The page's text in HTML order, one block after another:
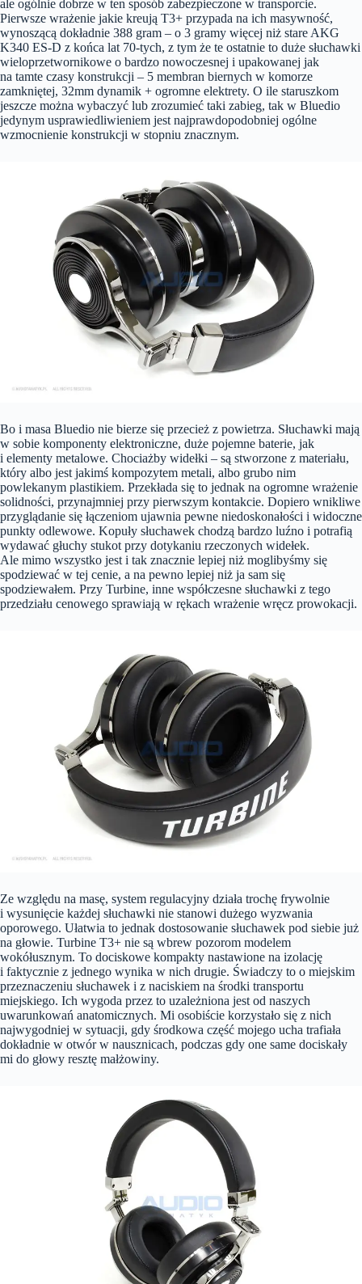
ale ogólnie dobrze w ten sposób zabezpieczone w transporcie.
Pierwsze wrażenie jakie kreują T3+ przypada na ich masywność,
wynoszącą dokładnie 388 gram – o 3 gramy więcej niż stare AKG
K340 ES-D z końca lat 70-tych, z tym że te ostatnie to duże słuchawki
wieloprzetwornikowe o bardzo nowoczesnej i upakowanej jak
na tamte czasy konstrukcji – 5 membran biernych w komorze
zamkniętej, 32mm dynamik + ogromne elektrety. O ile staruszkom
jeszcze można wybaczyć lub zrozumieć taki zabieg, tak w Bluedio
jedynym usprawiedliwieniem jest najprawdopodobniej ogólne
wzmocnienie konstrukcji w stopniu znacznym.
Bo i masa Bluedio nie bierze się przecież z powietrza. Słuchawki mają
w sobie komponenty elektroniczne, duże pojemne baterie, jak
i elementy metalowe. Chociażby widełki – są stworzone z materiału,
który albo jest jakimś kompozytem metali, albo grubo nim
powlekanym plastikiem. Przekłada się to jednak na ogromne wrażenie
solidności, przynajmniej przy pierwszym kontakcie. Dopiero wnikliwe
przyglądanie się łączeniom ujawnia pewne niedoskonałości i widoczne
punkty odlewowe. Kopuły słuchawek chodzą bardzo luźno i potrafią
wydawać głuchy stukot przy dotykaniu rzeczonych widełek.
Ale mimo wszystko jest i tak znacznie lepiej niż moglibyśmy się
spodziewać w tej cenie, a na pewno lepiej niż ja sam się
spodziewałem. Przy Turbine, inne współczesne słuchawki z tego
przedziału cenowego sprawiają w rękach wrażenie wręcz prowokacji.
Ze względu na masę, system regulacyjny działa trochę frywolnie
i wysunięcie każdej słuchawki nie stanowi dużego wyzwania
oporowego. Ułatwia to jednak dostosowanie słuchawek pod siebie już
na głowie. Turbine T3+ nie są wbrew pozorom modelem
wokółusznym. To dociskowe kompakty nastawione na izolację
i faktycznie z jednego wynika w nich drugie. Świadczy to o miejskim
przeznaczeniu słuchawek i z naciskiem na środki transportu
miejskiego. Ich wygoda przez to uzależniona jest od naszych
uwarunkowań anatomicznych. Mi osobiście korzystało się z nich
najwygodniej w sytuacji, gdy środkowa część mojego ucha trafiała
dokładnie w otwór w nausznicach, podczas gdy one same dociskały
mi do głowy resztę małżowiny.